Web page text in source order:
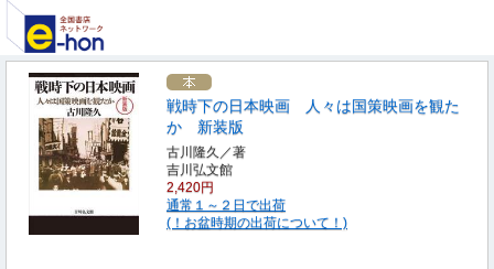
戦時下の日本映画 人々は国策映画を観た
か 新装版
古川隆久／著
吉川弘文館
2,420円
通常１～２日で出荷
(！お盆時期の出荷について！)